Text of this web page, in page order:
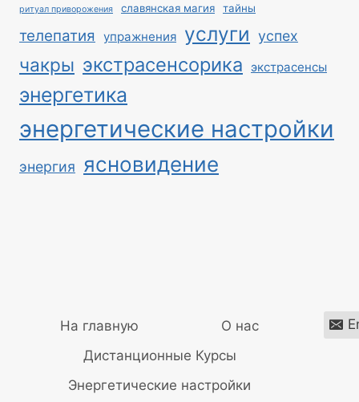
ритуал приворожения славянская магия тайны
телепатия упражнения услуги успех
чакры экстрасенсорика экстрасенсы
энергетика
энергетические настройки
энергия ясновидение
На главную
О нас
Дистанционные Курсы
Энергетические настройки